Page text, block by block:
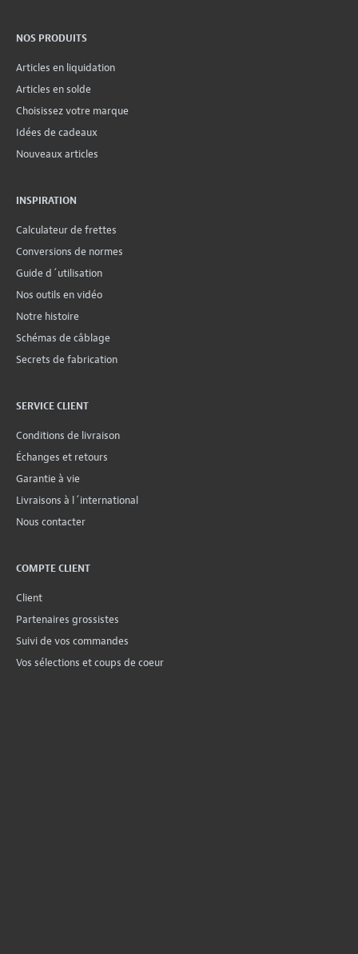
NOS PRODUITS
Articles en liquidation
Articles en solde
Choisissez votre marque
Idées de cadeaux
Nouveaux articles
INSPIRATION
Calculateur de frettes
Conversions de normes
Guide d´utilisation
Nos outils en vidéo
Notre histoire
Schémas de câblage
Secrets de fabrication
SERVICE CLIENT
Conditions de livraison
Échanges et retours
Garantie à vie
Livraisons à l´international
Nous contacter
COMPTE CLIENT
Client
Partenaires grossistes
Suivi de vos commandes
Vos sélections et coups de coeur